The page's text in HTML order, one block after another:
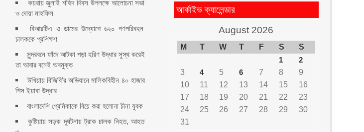
কয়রায় জুলাই শহিদ দিবস উপলক্ষে আলোচনা সভা
ও দোয়া মাহফিল
বিআরটিএ ও ডামের উদ্যোগে ৬২০ গণপরিবহন
চালককে প্রশিক্ষণ
সুন্দরবনে ফাঁদে আটকা পড়া হরিণ উদ্ধার সুস্থ করেই
তা আবার বনেই অবমুক্ত
উখিয়ায় বিজিবি’র অভিযানে মালিকবিহীন ৪০ হাজার
পিস ইয়াবা উদ্ধার
বাংলাদেশি প্রেমিকাকে বিয়ে করা হলোনা চীনা যুবক
কুষ্টিয়ায় সড়ক দূর্ঘটনায় ট্রাক চালক নিহত, আহত
আর্কাইভ ক্যালেন্ডার
August 2026
M T W T F S
S
1
2
3
4 5 6 7 8
9
10
11 12 13 14 15
16
17
18 19 20 21 22
23
24
25 26 27 28 29
30
31